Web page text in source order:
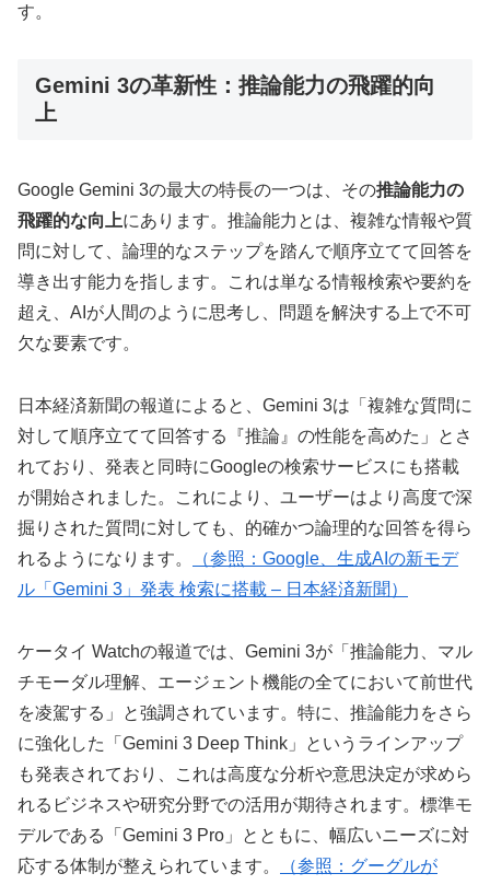
す。
Gemini 3の革新性：推論能力の飛躍的向
上
Google Gemini 3の最大の特長の一つは、その推論能力の
飛躍的な向上にあります。推論能力とは、複雑な情報や質
問に対して、論理的なステップを踏んで順序立てて回答を
導き出す能力を指します。これは単なる情報検索や要約を
超え、AIが人間のように思考し、問題を解決する上で不可
欠な要素です。
日本経済新聞の報道によると、Gemini 3は「複雑な質問に
対して順序立てて回答する『推論』の性能を高めた」とさ
れており、発表と同時にGoogleの検索サービスにも搭載
が開始されました。これにより、ユーザーはより高度で深
掘りされた質問に対しても、的確かつ論理的な回答を得ら
れるようになります。
（参照：Google、生成AIの新モデ
ル「Gemini 3」発表 検索に搭載 – 日本経済新聞）
ケータイ Watchの報道では、Gemini 3が「推論能力、マル
チモーダル理解、エージェント機能の全てにおいて前世代
を凌駕する」と強調されています。特に、推論能力をさら
に強化した「Gemini 3 Deep Think」というラインアップ
も発表されており、これは高度な分析や意思決定が求めら
れるビジネスや研究分野での活用が期待されます。標準モ
デルである「Gemini 3 Pro」とともに、幅広いニーズに対
応する体制が整えられています。
（参照：グーグルが